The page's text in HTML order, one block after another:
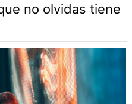
no olvidas tiene